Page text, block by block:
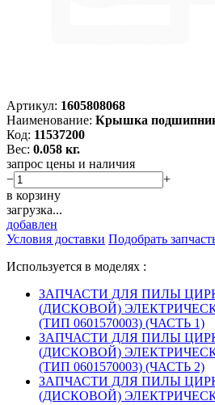
Артикул: 1605808068
Наименование: Крышка
Код: 11537200
Вес: 0.058 кг.
запрос цены и наличия
−
+
в корзину
загрузка...
добавлен
Условия доставки Подобрать
Используется в моделях :
ЗАПЧАСТИ ДЛЯ ПИЛЫ
(ДИСКОВОЙ)
(ТИП 0601570003) (ЧАСТЬ 1)
ЗАПЧАСТИ ДЛЯ ПИЛЫ
(ДИСКОВОЙ)
(ТИП 0601570003) (ЧАСТЬ 2)
ЗАПЧАСТИ ДЛЯ ПИЛЫ
(ДИСКОВОЙ)